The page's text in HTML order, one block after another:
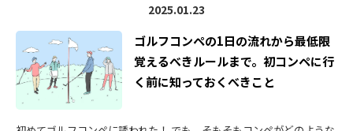
2025.01.23
ゴルフコンペの1日の流れから最低限
覚えるべきルールまで。初コンペに行
く前に知っておくべきこと